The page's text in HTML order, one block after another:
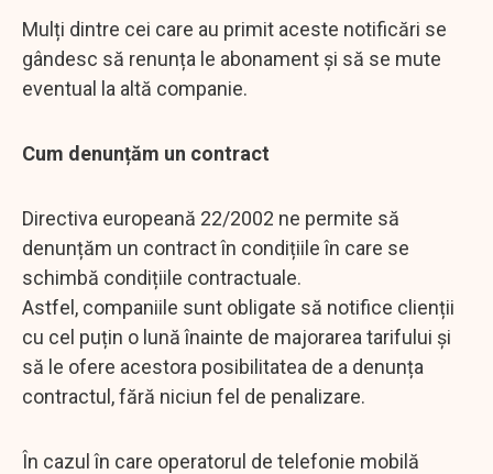
Mulți dintre cei care au primit aceste notificări se
gândesc să renunța le abonament și să se mute
eventual la altă companie.
Cum denunțăm un contract
Directiva europeană 22/2002 ne permite să
denunțăm un contract în condițiile în care se
schimbă condițiile contractuale.
Astfel, companiile sunt obligate să notifice clienții
cu cel puțin o lună înainte de majorarea tarifului și
să le ofere acestora posibilitatea de a denunța
contractul, fără niciun fel de penalizare.
În cazul în care operatorul de telefonie mobilă